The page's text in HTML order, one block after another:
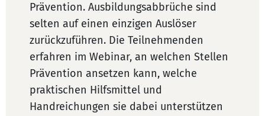
Prävention. Ausbildungsabbrüche sind
selten auf einen einzigen Auslöser
zurückzuführen. Die Teilnehmenden
erfahren im Webinar, an welchen Stellen
Prävention ansetzen kann, welche
praktischen Hilfsmittel und
Handreichungen sie dabei unterstützen